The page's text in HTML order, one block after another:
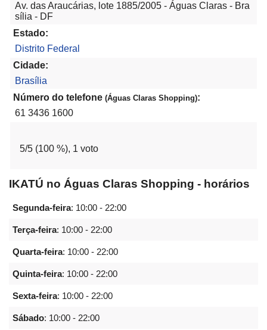
Av. das Araucárias, lote 1885/2005 - Águas Claras - Bra
sília - DF
Estado:
Distrito Federal
Cidade:
Brasília
Número do telefone (Águas Claras Shopping):
61 3436 1600
5/5 (100 %), 1 voto
IKATÚ no Águas Claras Shopping - horários
Segunda-feira: 10:00 - 22:00
Terça-feira: 10:00 - 22:00
Quarta-feira: 10:00 - 22:00
Quinta-feira: 10:00 - 22:00
Sexta-feira: 10:00 - 22:00
Sábado: 10:00 - 22:00